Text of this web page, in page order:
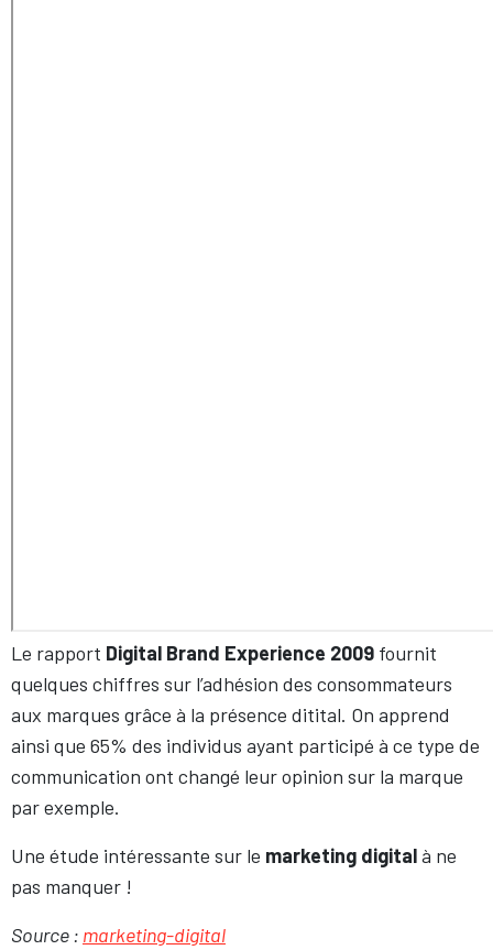
Le rapport Digital Brand Experience 2009 fournit
quelques chiffres sur l’adhésion des consommateurs
aux marques grâce à la présence ditital. On apprend
ainsi que 65% des individus ayant participé à ce type de
communication ont changé leur opinion sur la marque
par exemple.
Une étude intéressante sur le marketing digitalà ne
pas manquer !
Source : marketing-digital